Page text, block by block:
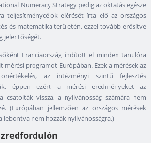
Numeracy Strategy pedig az oktatás egésze
teljesítménycélok elérését írta elő az országos
és matematika területén, ezzel tovább erősítve
jelentőségét.
Franciaország indított el minden tanulóra
mérési programot Európában. Ezek a mérések az
az intézményi szintű fejlesztés
éppen ezért a mérési eredményeket az
csatolták vissza, a nyilvánosság számára nem
(Európában jellemzően az országos mérések
lebontva nem hozzák nyilvánosságra.)